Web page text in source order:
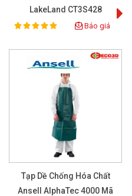
LakeLand CT3S428
Rating:
100% Báo giá
Tạp Dề Chống Hóa Chất
Ansell AlphaTec 4000 Mã